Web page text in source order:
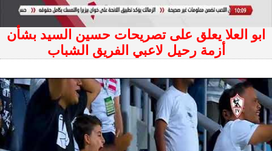
ابو العلا يعلق على تصريحات حسين السيد بشأن
أزمة رحيل لاعبي الفريق الشباب